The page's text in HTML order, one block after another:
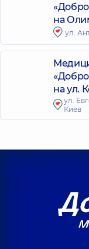
на
ул.
на ул.
ул.
Киев